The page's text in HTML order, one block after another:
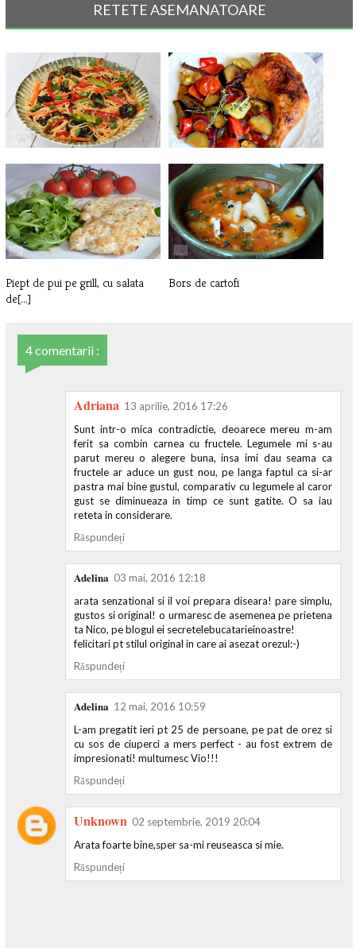
RETETE ASEMANATOARE
Taitei de orez cu legume Legume la cuptor
Piept de pui pe grill, cu salata
de[...]
Bors de cartofi
4 comentarii :
Adriana 13 aprilie, 2016 17:26
Sunt intr-o mica contradictie, deoarece mereu m-am
ferit sa combin carnea cu fructele. Legumele mi s-au
parut mereu o alegere buna, insa imi dau seama ca
fructele ar aduce un gust nou, pe langa faptul ca si-ar
pastra mai bine gustul, comparativ cu legumele al caror
gust se diminueaza in timp ce sunt gatite. O sa iau
reteta in considerare.
Răspundeți
Adelina 03 mai, 2016 12:18
arata senzational si il voi prepara diseara! pare simplu,
gustos si original! o urmaresc de asemenea pe prietena
ta Nico, pe blogul ei secretelebucatarieinoastre!
felicitari pt stilul original in care ai asezat orezul:-)
Răspundeți
Adelina 12 mai, 2016 10:59
L-am pregatit ieri pt 25 de persoane, pe pat de orez si
cu sos de ciuperci a mers perfect - au fost extrem de
impresionati! multumesc Vio!!!
Răspundeți
Unknown 02 septembrie, 2019 20:04
Arata foarte bine,sper sa-mi reuseasca si mie.
Răspundeți